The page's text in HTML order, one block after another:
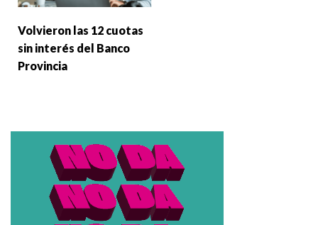
Volvieron las 12 cuotas
sin interés del Banco
Provincia